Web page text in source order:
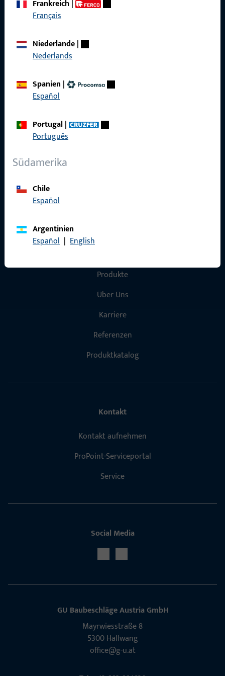
zuverlässig.
Kontaktieren Sie uns
Frankreich|
Français
Niederlande|
Nederlands
Spanien |
Español
Portugal|
Português
Südamerika
Chile
Español
Argentinien
Español | English
Allgemeines
Produkte
Über Uns
Karriere
Referenzen
Produktkatalog
Kontakt
Kontakt aufnehmen
ProPoint-Serviceportal
Service
Social Media
GU Baubeschläge Aus­tria GmbH
Mayrwies­straße 8
5300 Hall­wang
office@g-u.at